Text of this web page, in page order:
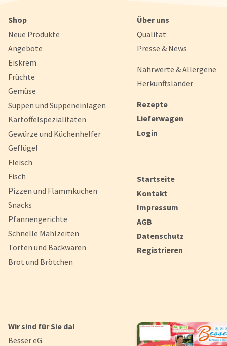
begehrt. Ideal für den kleinen Hunger zwischendurch oder als
auf Ihrem Partybuffet.
Shop
Neue Produkte
Angebote
Eiskrem
Früchte
Gemüse
Suppen und Suppeneinlagen
Kartoffelspezialitäten
Gewürze und Küchenhelfer
Geflügel
Fleisch
Fisch
Pizzen und Flammkuchen
Snacks
Pfannengerichte
Schnelle Mahlzeiten
Torten und Backwaren
Brot und Brötchen
Über uns
Qualität
Presse & News
Nährwerte & Allergene
Herkunftsländer
Rezepte
Lieferwagen
Login
Startseite
Kontakt
Impressum
AGB
Datenschutz
Registrieren
Wir sind für Sie da!
Besser eG